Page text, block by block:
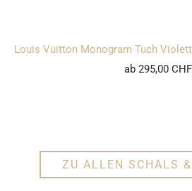
Louis Vuitton Monogram Tuch
ab 295,00 CHF
ZU ALLEN SCHALS